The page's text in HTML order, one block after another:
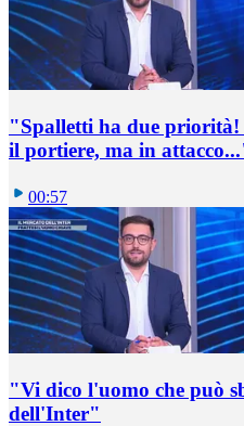
"Spalletti ha due
il portiere, ma in
00:57
"Vi dico l'uomo che può
dell'Inter"